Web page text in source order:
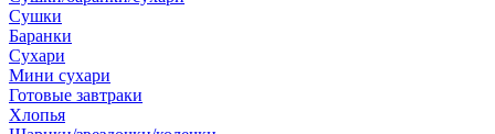
Сушки
Баранки
Сухари
Мини сухари
Готовые завтраки
Хлопья